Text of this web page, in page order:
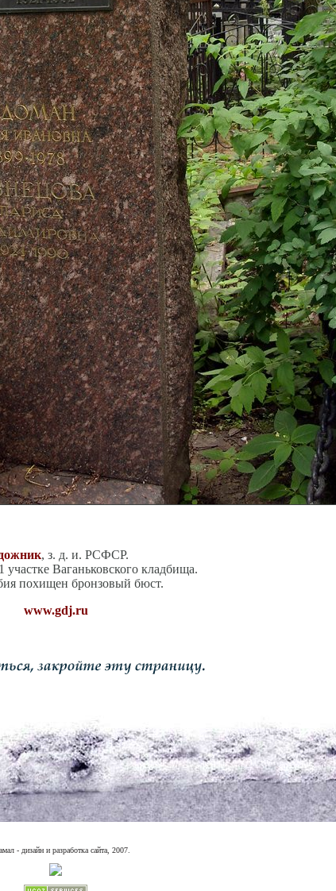
, з. д. и. РСФСР.
участке Ваганьковского кладбища.
похищен бронзовый бюст.
www.gdj.ru
- дизайн и разработка сайта, 2007.